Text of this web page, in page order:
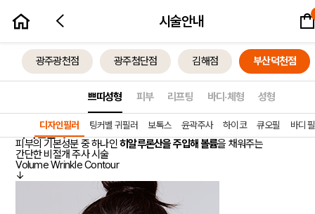
시술안내
장바
광주광천점 광주첨단점 김해점 부산덕천점
쁘띠성형 피부 리프팅 바디·체형 성형
디자인필러 팅커벨 귀필러 보톡스 윤곽주사 하이코 큐오필 바디
prev
시술예약하기
디자인필러
부산덕천점만의 특별한 필러, 부위별로 적합한 필러를 만나보세요.
70,000
DESIGN FILLER
DESIGN FILLER
디자인필러
피부의 기본성분 중 하나인히알루론산을 주입해 볼륨을 채워주는
간단한 비절개 주사 시술
VolumeWrinkleContour
↓